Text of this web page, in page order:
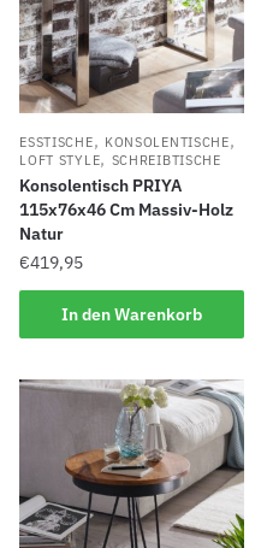
ESSTISCHE, KONSOLENTISCHE,
LOFT STYLE, SCHREIBTISCHE
Konsolentisch PRIYA
115x76x46 Cm Massiv-Holz
Natur
€419,95
In den Warenkorb